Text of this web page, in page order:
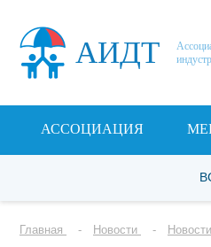
АИДТ
АССОЦИАЦИЯ
Главная Новости